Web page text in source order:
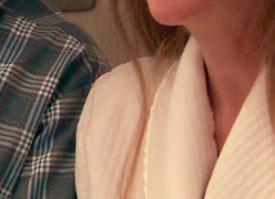
WhatsappFacebook
X
conocer
éxito. Maica